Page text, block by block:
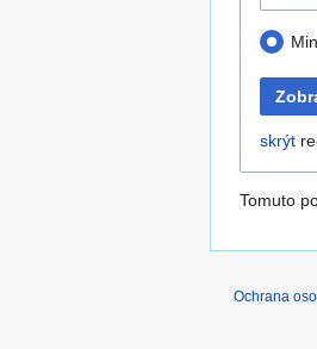
skrýt
Tomuto
Ochrana